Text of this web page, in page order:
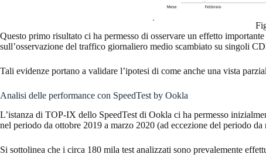
Questo primo risultato ci ha permesso di osservare un effetto
sull’osservazione del traffico giornaliero medio scambiato su singoli
Tali evidenze portano a validare l’ipotesi di come anche una vista
Analisi delle performance con SpeedTest by Ookla
L’istanza di TOP-IX dello SpeedTest di Ookla ci ha permesso
nel periodo da ottobre 2019 a marzo 2020 (ad eccezione del periodo da
Si sottolinea che i circa 180 mila test analizzati sono prevalemente